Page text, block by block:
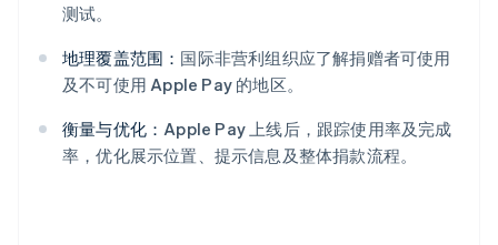
测试。
地理覆盖范围： 国际非营利组织应了解捐赠者可使用
及不可使用 Apple Pay 的地区。
衡量与优化：Apple Pay 上线后，跟踪使用率及完成
率，优化展示位置、提示信息及整体捐款流程。